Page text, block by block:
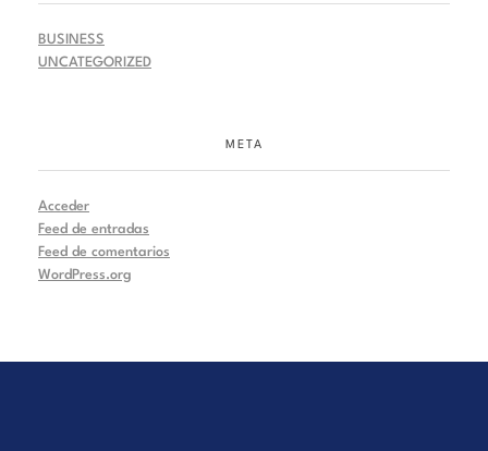
BUSINESS
UNCATEGORIZED
META
Acceder
Feed de entradas
Feed de comentarios
WordPress.org